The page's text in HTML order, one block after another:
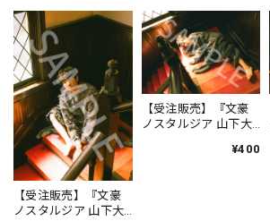
【受注販売】『文豪
ノスタルジア 山下大
【受注販売】『文豪
ノスタルジア 山下大
である』アザーカッ
¥400